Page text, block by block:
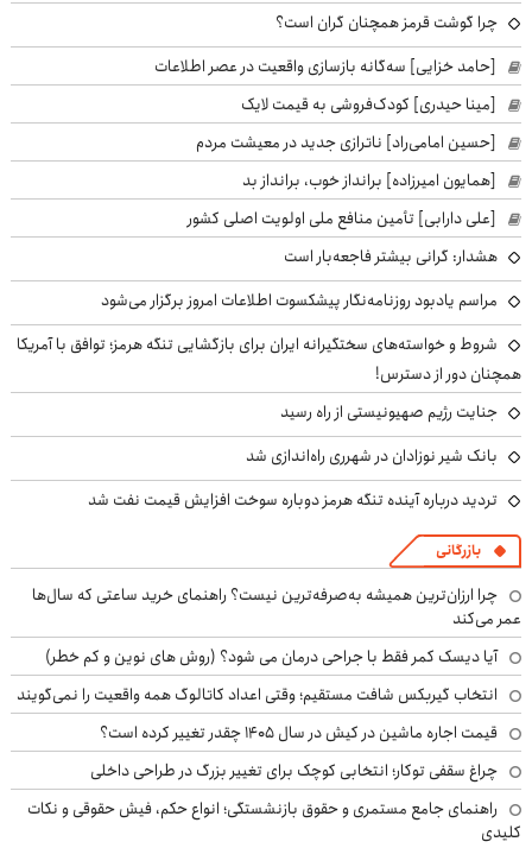
چرا گوشت قرمز همچنان گران است؟
[حامد خزایی] سه‌گانه بازسازی واقعیت در عصر اطلاعات
[مینا حیدری] کودک‌فروشی به قیمت لایک
[حسین امامی‌راد] ناترازی جدید در معیشت مردم
[همایون امیرزاده] برانداز خوب، برانداز بد
[علی دارابی] تأمین منافع ملی اولویت اصلی کشور
هشدار: گرانی بیشتر فاجعه‌بار است
مراسم یادبود روزنامه‌نگار پیشکسوت اطلاعات امروز برگزار می‌شود
شروط و خواسته‌های سختگیرانه ایران برای بازگشایی تنگه هرمز؛ توافق با آمریکا
همچنان دور از دسترس!
جنایت رژیم صهیونیستی از راه رسید
بانک شیر نوزادان در شهرری راه‌اندازی شد
تردید درباره آینده تنگه هرمز دوباره سوخت افزایش قیمت نفت شد
بازرگانی
چرا ارزان‌ترین همیشه به‌صرفه‌ترین نیست؟ راهنمای خرید ساعتی که سال‌ها
عمر می‌کند
آیا دیسک کمر فقط با جراحی درمان می شود؟ (روش های نوین و کم خطر)
انتخاب گیربکس شافت مستقیم؛ وقتی اعداد کاتالوگ همه واقعیت را نمی‌گویند
قیمت اجاره ماشین در کیش در سال ۱۴۰۵ چقدر تغییر کرده است؟
چراغ سقفی توکار؛ انتخابی کوچک برای تغییر بزرگ در طراحی داخلی
راهنمای جامع مستمری و حقوق بازنشستگی؛ انواع حکم، فیش حقوقی و نکات
کلیدی